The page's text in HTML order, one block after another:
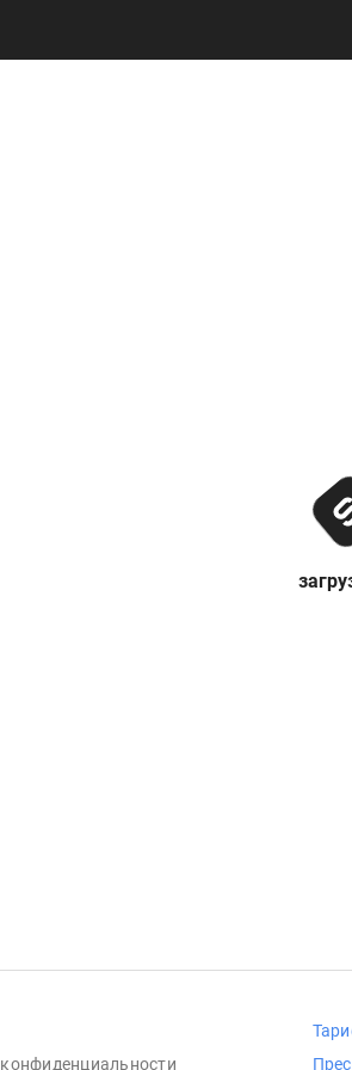
конфиденциальности